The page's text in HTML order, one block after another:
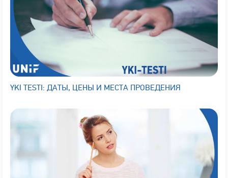
YKI TESTI: ДАТЫ, ЦЕНЫ И МЕСТА ПРОВЕДЕНИЯ